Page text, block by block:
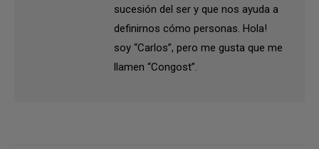
sucesión del ser y que nos ayuda a
definirnos cómo personas. Hola!
soy “Carlos”, pero me gusta que me
llamen “Congost”.